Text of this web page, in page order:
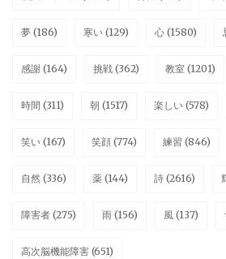
夢 (186) 寒い (129) 心 (1580)
感謝 (164) 挑戦 (362) 教室 (1201)
時間 (311) 朝 (1517) 楽しい (578)
笑い (167) 笑顔 (774) 練習 (846)
自然 (336) 薬 (144) 詩 (2616)
障害者 (275) 雨 (156) 風 (137)
高次脳機能障害 (651)